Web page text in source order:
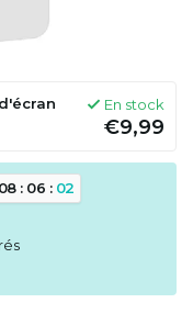
En stock
€9,99
08 :06 : 01